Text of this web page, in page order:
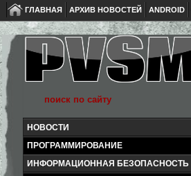
ГЛАВНАЯ АРХИВ НОВОСТЕЙ ANDROID
НОВОСТИ
ПРОГРАММИРОВАНИЕ
ИНФОРМАЦИОННАЯ БЕЗОПАСНОСТЬ